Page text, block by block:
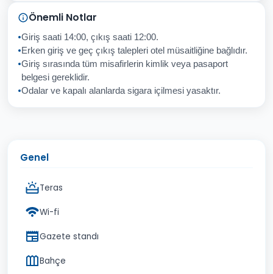
Sorunuz
İptal Gönder
Önemli Notlar
Giriş saati 14:00, çıkış saati 12:00.
Erken giriş ve geç çıkış talepleri otel müsaitliğine bağlıdır.
Giriş sırasında tüm misafirlerin kimlik veya pasaport
belgesi gereklidir.
Odalar ve kapalı alanlarda sigara içilmesi yasaktır.
Genel
Teras
Wi-fi
Gazete standı
Bahçe